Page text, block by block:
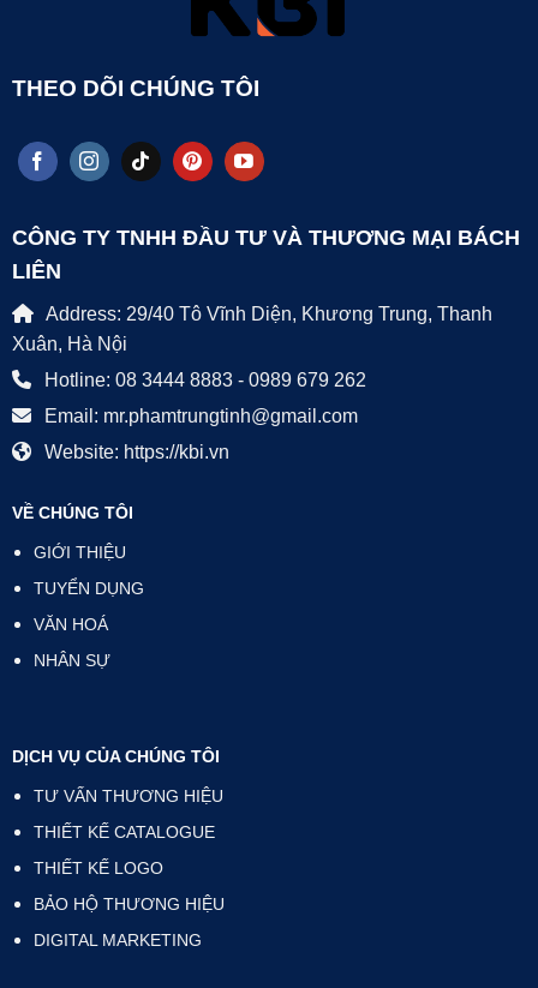
THEO DÕI CHÚNG TÔI
CÔNG TY TNHH ĐẦU TƯ VÀ THƯƠNG MẠI BÁCH
LIÊN
Address: 29/40 Tô Vĩnh Diện, Khương Trung, Thanh
Xuân, Hà Nội
Hotline: 08 3444 8883 - 0989 679 262
Email: mr.phamtrungtinh@gmail.com
Website: https://kbi.vn
VỀ CHÚNG TÔI
GIỚI THIỆU
TUYỂN DỤNG
VĂN HOÁ
NHÂN SỰ
DỊCH VỤ CỦA CHÚNG TÔI
TƯ VẤN THƯƠNG HIỆU
THIẾT KẾ CATALOGUE
THIẾT KẾ LOGO
BẢO HỘ THƯƠNG HIỆU
DIGITAL MARKETING